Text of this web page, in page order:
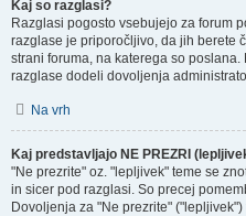
Kaj so razglasi?
Razglasi pogosto vsebujejo za forum
razglase je priporočljivo, da jih berete
strani foruma, na katerega so
razglase dodeli dovoljenja
Na vrh
Kaj predstavljajo NE PREZRI
"Ne prezrite" oz. "lepljivek" teme se
in sicer pod razglasi. So precej
Dovoljenja za "Ne prezrite"